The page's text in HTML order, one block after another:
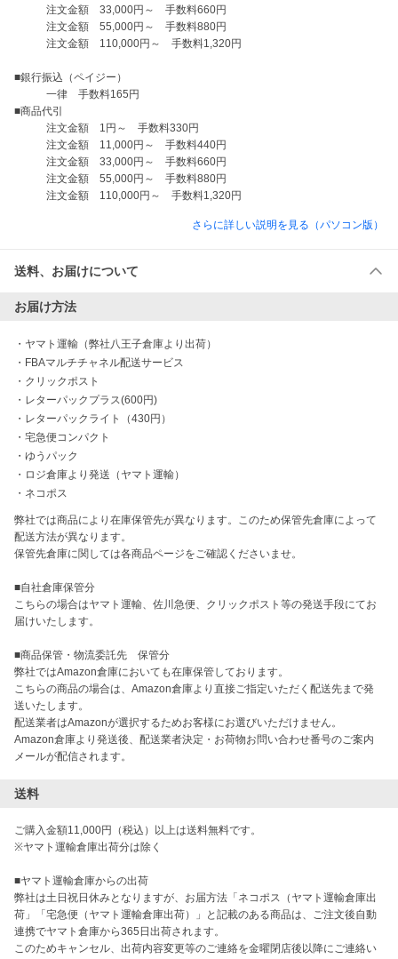
注文金額　33,000円～　手数料660円
注文金額　55,000円～　手数料880円
注文金額　110,000円～　手数料1,320円
■銀行振込（ペイジー）
一律　手数料165円
■商品代引
注文金額　1円～　手数料330円
注文金額　11,000円～　手数料440円
注文金額　33,000円～　手数料660円
注文金額　55,000円～　手数料880円
さらに詳しい説明を見る（パソコン版）
送料、お届けについて
お届け方法
・ ヤマト運輸（弊社八王子倉庫より出荷）
・ FBAマルチチャネル配送サービス
・ クリックポスト
・ レターパックプラス(600円)
・ レターパックライト（430円）
・ 宅急便コンパクト
・ ゆうパック
・ ロジ倉庫より発送（ヤマト運輸）
・ ネコポス
弊社では商品により在庫保管先が異なります。このため保管先倉庫によって
配送方法が異なります。
保管先倉庫に関しては各商品ページをご確認くださいませ。
■自社倉庫保管分
こちらの場合はヤマト運輸、佐川急便、クリックポスト等の発送手段にてお
届けいたします。
■商品保管・物流委託先　保管分
弊社ではAmazon倉庫においても在庫保管しております。
こちらの商品の場合は、Amazon倉庫より直接ご指定いただく配送先まで発
送いたします。
配送業者はAmazonが選択するためお客様にお選びいただけません。
Amazon倉庫より発送後、配送業者決定・お荷物お問い合わせ番号のご案内
メールが配信されます。
送料
ご購入金額11,000円（税込）以上は送料無料です。
※ヤマト運輸倉庫出荷分は除く
■ヤマト運輸倉庫からの出荷
弊社は土日祝日休みとなりますが、お届方法「ネコポス（ヤマト運輸倉庫出
荷」「宅急便（ヤマト運輸倉庫出荷）」と記載のある商品は、ご注文後自動
連携でヤマト倉庫から365日出荷されます。
このためキャンセル、出荷内容変更等のご連絡を金曜閉店後以降にご連絡い